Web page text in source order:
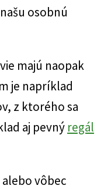
osobnú
majú naopak
je napríklad
z ktorého sa
aj pevný regál
vôbec